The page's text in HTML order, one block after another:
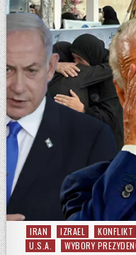
Posted in
IRAN IZRAEL KONFLIKT
U.S.A.
WYBORY